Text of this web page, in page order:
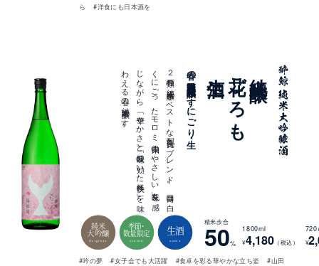
ら
#洋食にも日本酒を
花ごろも
春の季節限定 純米大吟醸うすにごり・生
２
種類の
純米大吟醸を
ベ
ス
ト
な
配合比で
ブ
レ
ン
ド
。
薄目に
白
く
に
ご
っ
た
モ
ロ
ミ
由来の
「や
さ
し
い
丸味」を
感
じ
な
が
ら
、
「華や
か
さ
」と
「酸味の
効い
た
軽快さ
」を
味
わ
え
る
春の
純米大吟醸で
す
。
純米
大吟醸
daiginjo
季節・
数量限定
season
生酒
nama
精米歩合
50%
1800ml
¥4,180（税込）
720
¥
#吟の夢 #女子会でも大活躍 #食卓を彩る華やかな立ち姿
#山田